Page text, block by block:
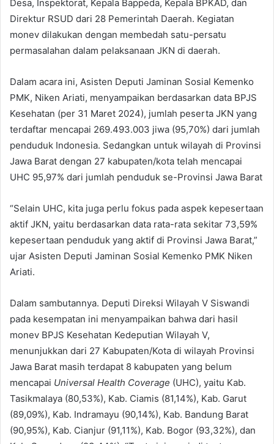
Desa, Inspektorat, Kepala Bappeda, Kepala BPKAD, dan
Direktur RSUD dari 28 Pemerintah Daerah. Kegiatan
monev dilakukan dengan membedah satu-persatu
permasalahan dalam pelaksanaan JKN di daerah.
Dalam acara ini, Asisten Deputi Jaminan Sosial Kemenko
PMK, Niken Ariati, menyampaikan berdasarkan data BPJS
Kesehatan (per 31 Maret 2024), jumlah peserta JKN yang
terdaftar mencapai 269.493.003 jiwa (95,70%) dari jumlah
penduduk Indonesia. Sedangkan untuk wilayah di Provinsi
Jawa Barat dengan 27 kabupaten/kota telah mencapai
UHC 95,97% dari jumlah penduduk se-Provinsi Jawa Barat
“Selain UHC, kita juga perlu fokus pada aspek kepesertaan
aktif JKN, yaitu berdasarkan data rata-rata sekitar 73,59%
kepesertaan penduduk yang aktif di Provinsi Jawa Barat,”
ujar Asisten Deputi Jaminan Sosial Kemenko PMK Niken
Ariati.
Dalam sambutannya. Deputi Direksi Wilayah V Siswandi
pada kesempatan ini menyampaikan bahwa dari hasil
monev BPJS Kesehatan Kedeputian Wilayah V,
menunjukkan dari 27 Kabupaten/Kota di wilayah Provinsi
Jawa Barat masih terdapat 8 kabupaten yang belum
mencapai Universal Health Coverage (UHC), yaitu Kab.
Tasikmalaya (80,53%), Kab. Ciamis (81,14%), Kab. Garut
(89,09%), Kab. Indramayu (90,14%), Kab. Bandung Barat
(90,95%), Kab. Cianjur (91,11%), Kab. Bogor (93,32%), dan